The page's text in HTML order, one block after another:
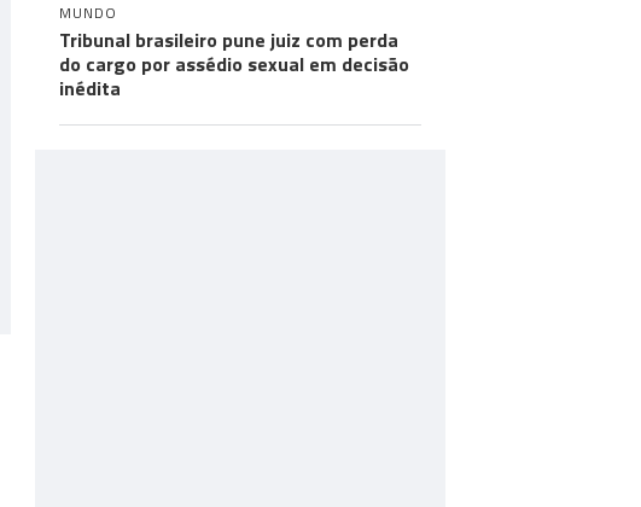
MUNDO
Tribunal brasileiro pune juiz com perda
do cargo por assédio sexual em decisão
inédita